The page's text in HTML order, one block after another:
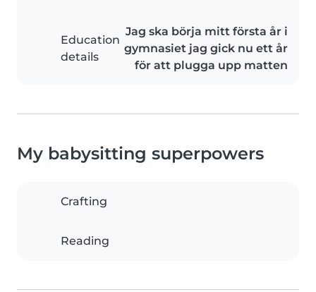
Education
details
Jag ska börja mitt första år i
gymnasiet jag gick nu ett år
för att plugga upp matten
My babysitting superpowers
Crafting
Reading